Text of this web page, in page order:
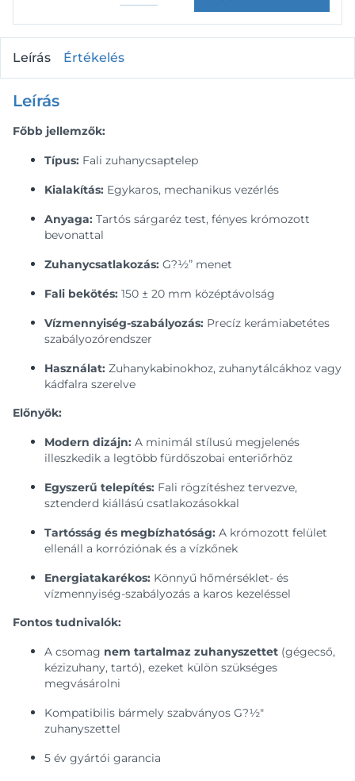
Leírás Értékelés
Leírás
Főbb jellemzők:
Típus: Fali zuhanycsaptelep
Kialakítás: Egykaros, mechanikus vezérlés
Anyaga: Tartós sárgaréz test, fényes krómozott
bevonattal
Zuhanycsatlakozás: G?½” menet
Fali bekötés: 150 ± 20 mm középtávolság
Vízmennyiség-szabályozás: Precíz kerámiabetétes
szabályozórendszer
Használat: Zuhanykabinokhoz, zuhanytálcákhoz vagy
kádfalra szerelve
Előnyök:
Modern dizájn: A minimál stílusú megjelenés
illeszkedik a legtöbb fürdőszobai enteriőrhöz
Egyszerű telepítés: Fali rögzítéshez tervezve,
sztenderd kiállású csatlakozásokkal
Tartósság és megbízhatóság: A krómozott felület
ellenáll a korróziónak és a vízkőnek
Energiatakarékos: Könnyű hőmérséklet- és
vízmennyiség-szabályozás a karos kezeléssel
Fontos tudnivalók:
A csomag nem tartalmaz zuhanyszettet (gégecső,
kézizuhany, tartó), ezeket külön szükséges
megvásárolni
Kompatibilis bármely szabványos G?½"
zuhanyszettel
5 év gyártói garancia